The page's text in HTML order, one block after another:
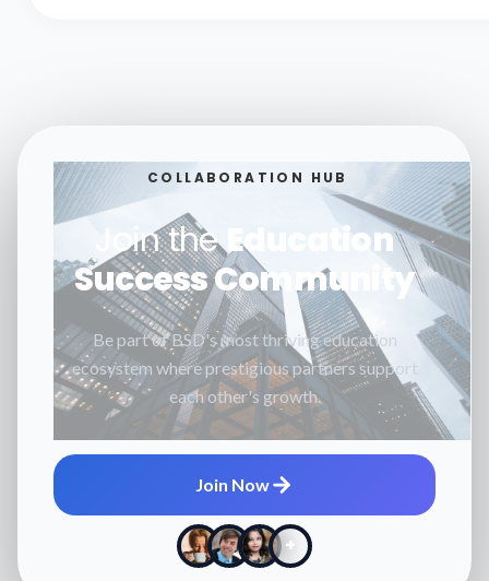
COLLABORATION HUB
Join theEducation
Success Community
Be part of BSD's most thriving education
ecosystem where prestigious partners support
each other's growth.
Join Now
+